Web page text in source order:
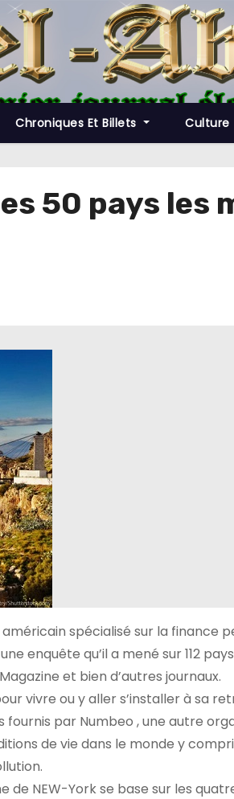
Chroniques Et Billets Culture
50 pays
américain spécialisé sur la finance
enquête qu’il a mené sur 112
et bien d’autres journaux.
vivre ou y aller s’installer à sa
par Numbeo , une autre
de vie dans le monde y
NEW-York se base sur les